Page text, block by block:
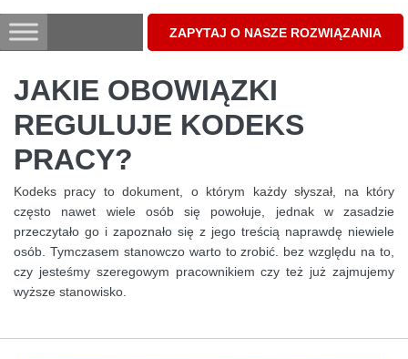
ZAPYTAJ O NASZE ROZWIĄZANIA
JAKIE OBOWIĄZKI
REGULUJE KODEKS
PRACY?
Kodeks pracy to dokument, o którym każdy słyszał, na który
często nawet wiele osób się powołuje, jednak w zasadzie
przeczytało go i zapoznało się z jego treścią naprawdę niewiele
osób. Tymczasem stanowczo warto to zrobić. bez względu na to,
czy jesteśmy szeregowym pracownikiem czy też już zajmujemy
wyższe stanowisko.